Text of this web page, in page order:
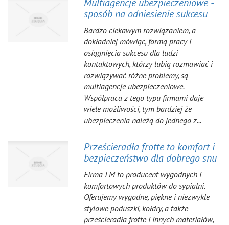
sposób na odniesienie sukcesu
Bardzo ciekawym rozwiązaniem, a
dokładniej mówiąc, formą pracy i
osiągnięcia sukcesu dla ludzi
kontaktowych, którzy lubią rozmawiać i
rozwiązywać różne problemy, są
multiagencje ubezpieczeniowe.
Współpraca z tego typu firmami daje
wiele możliwości, tym bardziej że
ubezpieczenia należą do jednego z...
Prześcieradła frotte to komfort i
bezpieczeństwo dla dobrego snu
Firma J M to producent wygodnych i
komfortowych produktów do sypialni.
Oferujemy wygodne, piękne i niezwykle
stylowe poduszki, kołdry, a także
prześcieradła frotte i innych materiałów,